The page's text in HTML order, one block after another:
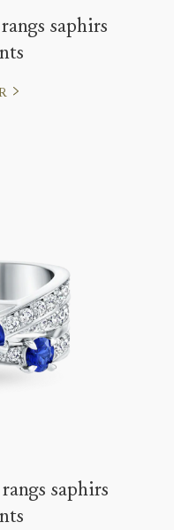
saphirs
saphirs